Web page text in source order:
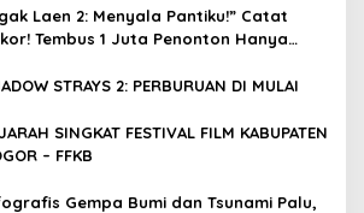
Laen 2: Menyala Pantiku!” Catat
Tembus 1 Juta Penonton Hanya
STRAYS 2: PERBURUAN DI MULAI
SINGKAT FESTIVAL FILM KABUPATEN
– FFKB
Gempa Bumi dan Tsunami Palu,